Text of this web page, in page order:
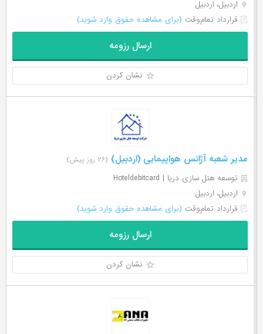
اردبیل، اردبیل
قرارداد تمام‌وقت (برای مشاهده حقوق وارد شوید)
ارسال رزومه
نشان کردن
مدیر شعبه آژانس هواپیمایی (اردبیل) (۲۶ روز پیش)
توسعه هتل سازی دریا | Hoteldebitcard
اردبیل، اردبیل
قرارداد تمام‌وقت (برای مشاهده حقوق وارد شوید)
ارسال رزومه
نشان کردن